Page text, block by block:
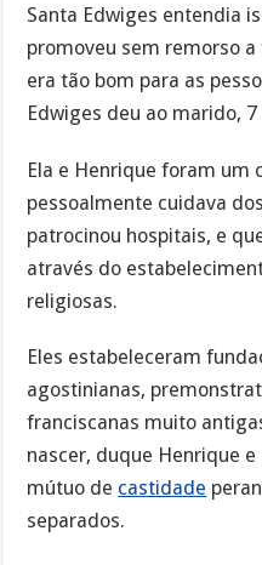
Santa Edwiges entendia
promoveu sem remorso a
era tão bom para as
Edwiges deu ao marido, 7
Ela e Henrique foram um
pessoalmente cuidava
patrocinou hospitais, e
através do
religiosas.
Eles estabeleceram
agostinianas,
franciscanas muito
nascer, duque Henrique
mútuo de castidade
separados.